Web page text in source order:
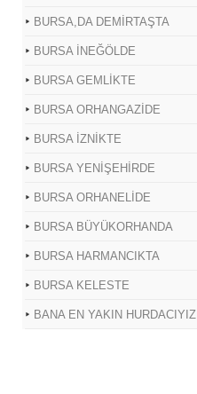
BURSA,DA DEMİRTAŞTA
BURSA İNEĞÖLDE
BURSA GEMLİKTE
BURSA ORHANGAZİDE
BURSA İZNİKTE
BURSA YENİŞEHİRDE
BURSA ORHANELİDE
BURSA BÜYÜKORHANDA
BURSA HARMANCIKTA
BURSA KELESTE
BANA EN YAKIN HURDACIYIZ